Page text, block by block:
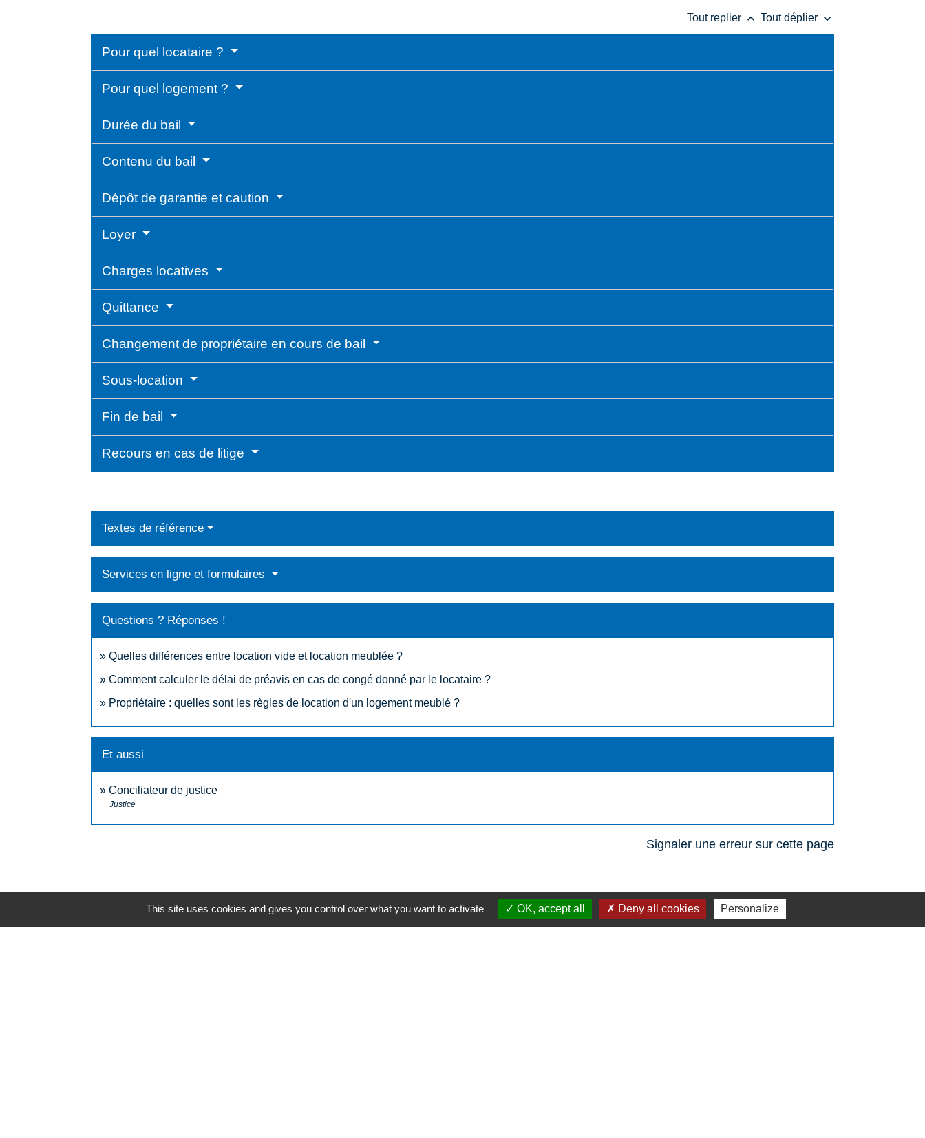
Tout replier keyboard_arrow_up Tout déplier keyboard_arrow_down
Pour quel locataire ?
Pour quel logement ?
Durée du bail
Contenu du bail
Dépôt de garantie et caution
Loyer
Charges locatives
Quittance
Changement de propriétaire en cours de bail
Sous-location
Fin de bail
Recours en cas de litige
Textes de référence
Services en ligne et formulaires
Questions ? Réponses !
Quelles différences entre location vide et location meublée ?
Comment calculer le délai de préavis en cas de congé donné par le locataire ?
Propriétaire : quelles sont les règles de location d'un logement meublé ?
Et aussi
Conciliateur de justice
Justice
Signaler une erreur sur cette page
This site uses cookies and gives you control over what you want to activate OK, accept all Deny all cookies Personalize